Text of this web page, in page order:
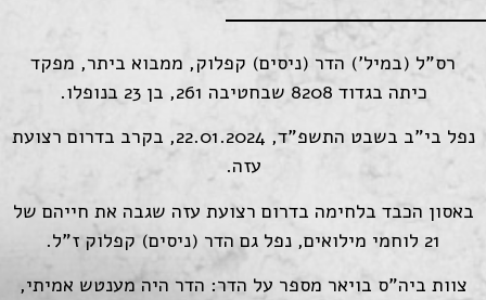
רס"ל (במיל') הדר (ניסים) קפלוק, ממבוא ביתר, מפקד
כיתה בגדוד 8208 שבחטיבה 261, בן 23 בנופלו.
נפל בי"ב בשבט התשפ"ד, 22.01.2024, בקרב בדרום רצועת
עזה.
באסון הכבד בלחימה בדרום רצועת עזה שגבה את חייהם של
21 לוחמי מילואים, נפל גם הדר (ניסים) קפלוק ז"ל.
צוות ביה"ס בויאר מספר על הדר: הדר היה מענטש אמיתי,